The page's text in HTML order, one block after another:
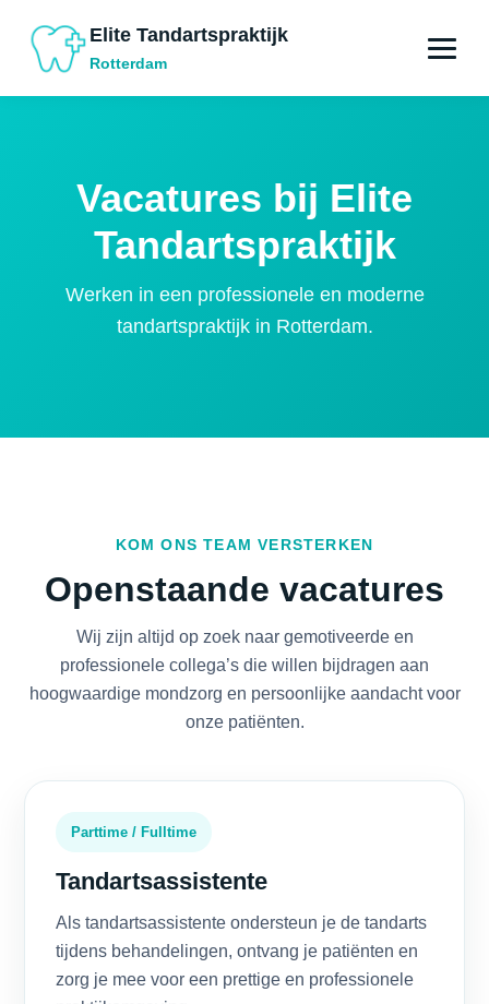
Elite Tandartspraktijk
Rotterdam
Vacatures bij Elite
Tandartspraktijk
Werken in een professionele en moderne
tandartspraktijk in Rotterdam.
KOM ONS TEAM VERSTERKEN
Openstaande vacatures
Wij zijn altijd op zoek naar gemotiveerde en
professionele collega’s die willen bijdragen aan
hoogwaardige mondzorg en persoonlijke aandacht voor
onze patiënten.
Parttime / Fulltime
Tandartsassistente
Als tandartsassistente ondersteun je de tandarts
tijdens behandelingen, ontvang je patiënten en
zorg je mee voor een prettige en professionele